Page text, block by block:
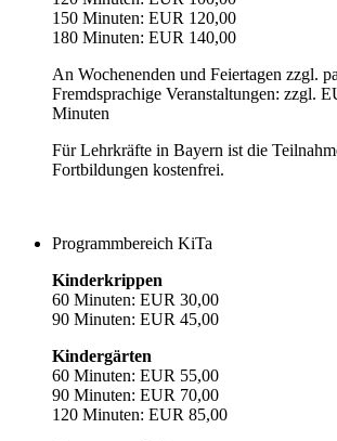
150 Minuten: EUR 120,00
180 Minuten: EUR 140,00
An Wochenenden und Feiertagen zzgl.
Fremdsprachige Veranstaltungen: zzgl.
Minuten
Für Lehrkräfte in Bayern ist die
Fortbildungen kostenfrei.
Programmbereich KiTa
Kinderkrippen
60 Minuten: EUR 30,00
90 Minuten: EUR 45,00
Kindergärten
60 Minuten: EUR 55,00
90 Minuten: EUR 70,00
120 Minuten: EUR 85,00